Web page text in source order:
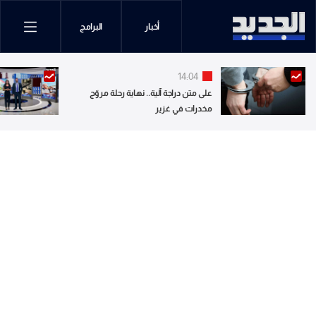
أخبار البرامج
14:04
على متن دراجة آلية.. نهاية رحلة مروّج
مخدرات في غزير